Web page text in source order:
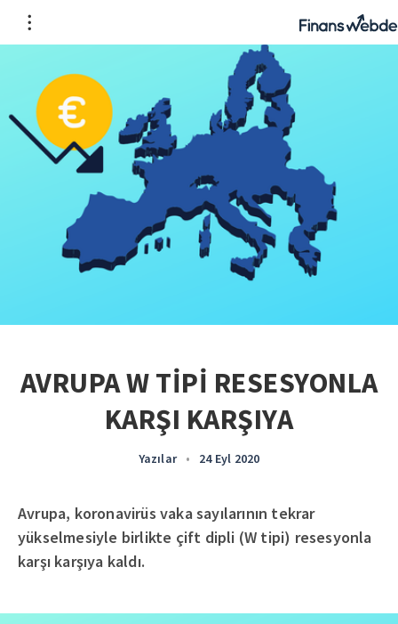
AVRUPA W TİPİ RESESYONLA
KARŞI KARŞIYA
Yazılar • 24 Eyl 2020
Avrupa, koronavirüs vaka sayılarının tekrar
yükselmesiyle birlikte çift dipli (W tipi) resesyonla
karşı karşıya kaldı.